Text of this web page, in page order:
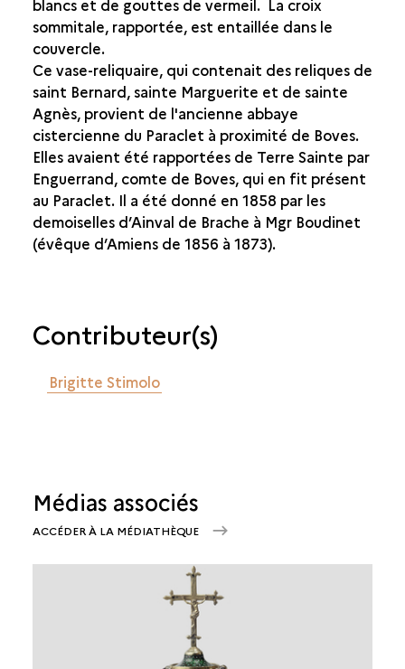
blancs et de gouttes de vermeil. La croix
sommitale, rapportée, est entaillée dans le
couvercle.
Ce vase-reliquaire, qui contenait des reliques de
saint Bernard, sainte Marguerite et de sainte
Agnès, provient de l'ancienne abbaye
cistercienne du Paraclet à proximité de Boves.
Elles avaient été rapportées de Terre Sainte par
Enguerrand, comte de Boves, qui en fit présent
au Paraclet. Il a été donné en 1858 par les
demoiselles d’Ainval de Brache à Mgr Boudinet
(évêque d’Amiens de 1856 à 1873).
Contributeur(s)
Brigitte Stimolo
Médias associés
ACCÉDER À LA MÉDIATHÈQUE